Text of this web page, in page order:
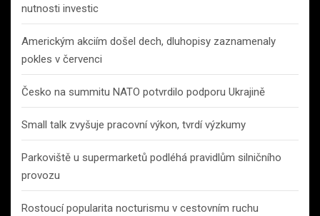
nutnosti investic
Americkým akciím došel dech, dluhopisy zaznamenaly
pokles v červenci
Česko na summitu NATO potvrdilo podporu Ukrajině
Small talk zvyšuje pracovní výkon, tvrdí výzkumy
Parkoviště u supermarketů podléhá pravidlům silničního
provozu
Rostoucí popularita nocturismu v cestovním ruchu